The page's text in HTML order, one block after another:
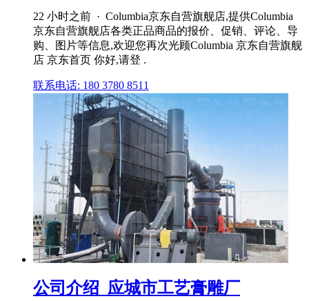
22 小时之前 · Columbia京东自营旗舰店,提供Columbia
京东自营旗舰店各类正品商品的报价、促销、评论、导
购、图片等信息,欢迎您再次光顾Columbia 京东自营旗舰
店 京东首页 你好,请登 .
联系电话: 180 3780 8511
公司介绍_应城市工艺膏雕厂